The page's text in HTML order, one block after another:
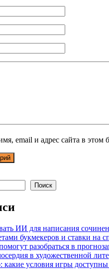
email и адрес сайта в
Поиск
ИИ для написания
букмекеров и ставки на
разобраться в
в художественной
какие условия игры